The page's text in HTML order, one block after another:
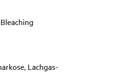
Lachgas-